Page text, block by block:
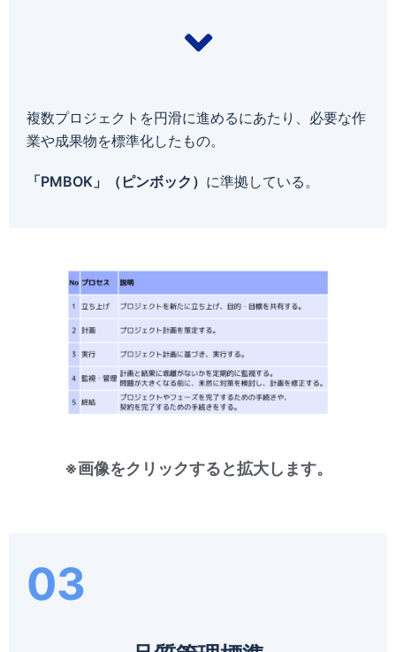
※画像をクリックすると拡大します。
複数プロジェクトを円滑に進めるにあたり、必要な作
業や成果物を標準化したもの。
「PMBOK」（ピンボック） に準拠している。
03